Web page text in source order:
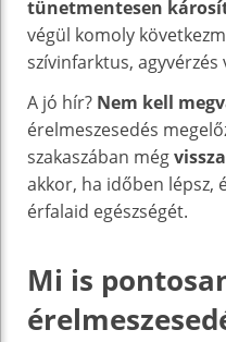
tünetmentesen
végül komoly
szívinfarktus,
A jó hír? Nem kell
érelmeszesedés
szakaszában még
akkor, ha időben lépsz,
érfalaid egészségét.
Mi is